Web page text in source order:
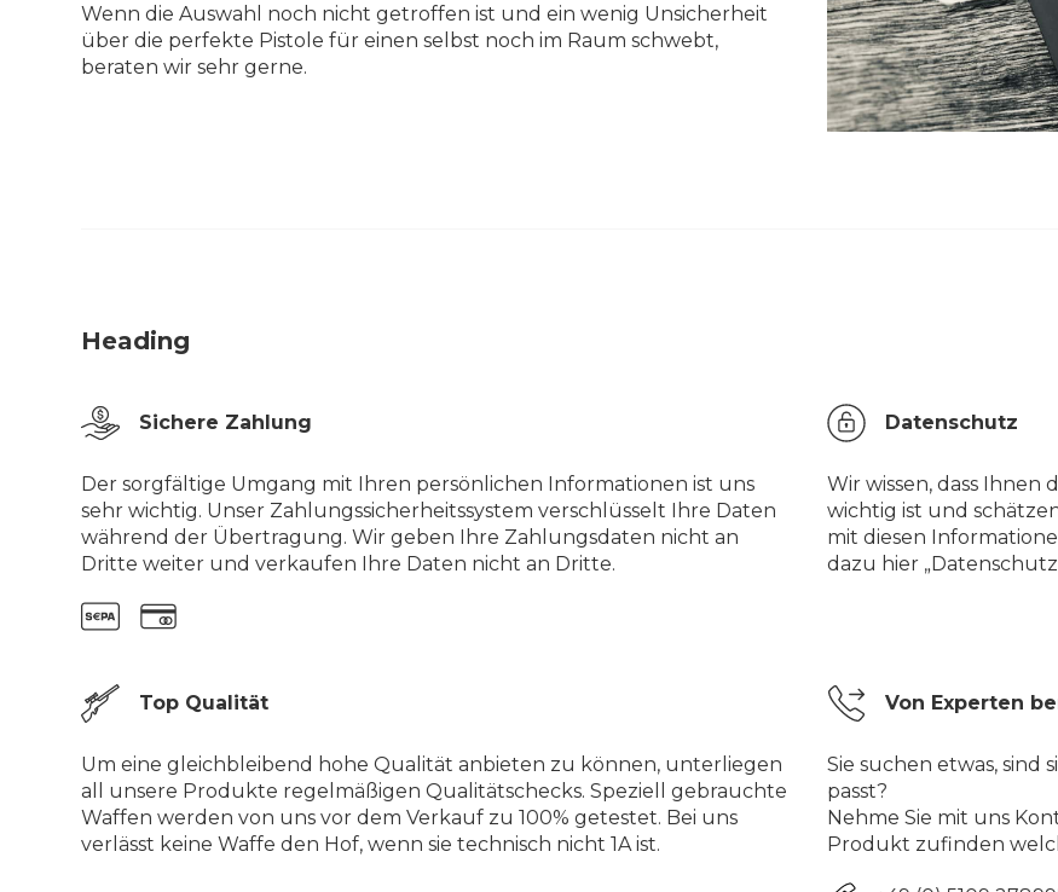
Wenn die Auswahl noch nicht getroffen ist und ein wenig Unsicherheit
über die perfekte Pistole für einen selbst noch im Raum schwebt,
beraten wir sehr gerne.
Heading
Sichere Zahlung
Der sorgfältige Umgang mit Ihren persönlichen Informationen ist uns
sehr wichtig. Unser Zahlungssicherheitssystem verschlüsselt Ihre Daten
während der Übertragung. Wir geben Ihre Zahlungsdaten nicht an
Dritte weiter und verkaufen Ihre Daten nicht an Dritte.
Datenschutz
Wir wissen, dass
wichtig ist und
mit diesen
dazu hier
Top Qualität
Um eine gleichbleibend hohe Qualität anbieten zu können, unterliegen
all unsere Produkte regelmäßigen Qualitätschecks. Speziell gebrauchte
Waffen werden von uns vor dem Verkauf zu 100% getestet. Bei uns
verlässt keine Waffe den Hof, wenn sie technisch nicht 1A ist.
Von Experten
Sie suchen etwas, sind
passt?
Nehme Sie mit uns
Produkt zufinden